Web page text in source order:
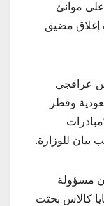
موانئ
إغلاق مضيق
عراقجي
وقطر
بيان للوزارة.
مسؤولة
كالاس بحثت